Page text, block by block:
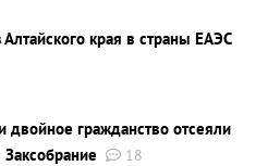
края в страны ЕАЭС
двойное гражданство отсеяли
18